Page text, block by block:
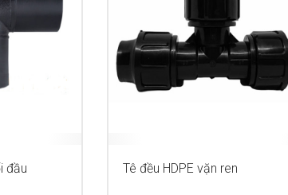
đầu Tê đều HDPE vặn ren